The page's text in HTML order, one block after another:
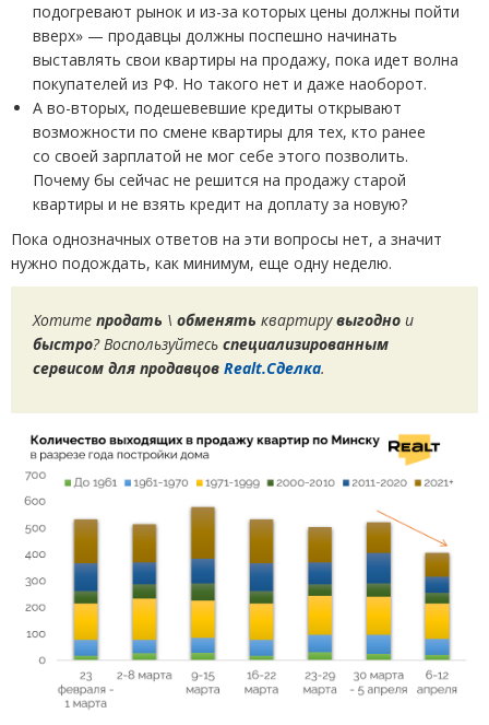
подогревают рынок и из-за которых цены должны пойти
вверх» — продавцы должны поспешно начинать
выставлять свои квартиры на продажу, пока идет волна
покупателей из РФ. Но такого нет и даже наоборот.
А во-вторых, подешевевшие кредиты открывают
возможности по смене квартиры для тех, кто ранее
со своей зарплатой не мог себе этого позволить.
Почему бы сейчас не решится на продажу старой
квартиры и не взять кредит на доплату за новую?
Пока однозначных ответов на эти вопросы нет, а значит
нужно подождать, как минимум, еще одну неделю.
Хотите продать \ обменять квартирувыгодно и
быстро? Воспользуйтесь специализированным
сервисом для продавцов Realt.Сделка.